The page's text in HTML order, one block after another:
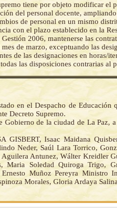
tiene por objeto modificar el
del personal docente,
de personal en un mismo
con el plazo establecido en la
2006, mantenerse las
de marzo, exceptuando las
de las designaciones en horas/
las disposiciones contrarias al
en el Despacho de Educación
Decreto Supremo.
Gobierno de la ciudad de La Paz,
GISBERT, Isaac Maidana
Neder, Saúl Lara Torrico,
Antunez, Wálter Kreidler
Maria Soledad Quiroga Trigo,
Muñoz Pereyra Ministro
Morales, Gloria Ardaya